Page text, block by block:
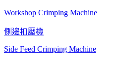
Workshop Crimping Machine
側邊扣壓機
Side Feed Crimping Machine